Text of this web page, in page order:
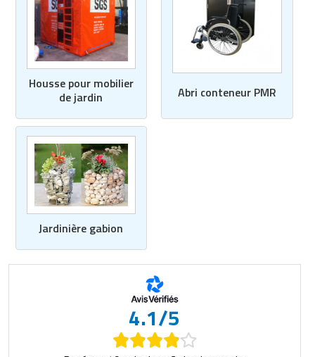
Housse pour mobilier
de jardin
Abri conteneur PMR
Jardinière gabion
4.1/5